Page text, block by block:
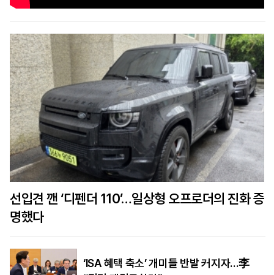
선입견 깬 ‘디펜더 110’…일상형 오프로더의 진화 증
명했다
‘ISA 혜택 축소’ 개미들 반발 커지자…李